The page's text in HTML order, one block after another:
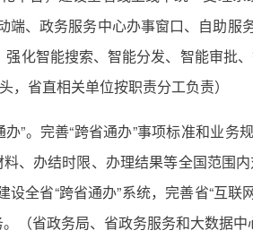
、政务服务中心办事窗口、自助服
化智能搜索、智能分发、智能审批
，省直相关单位按职责分工负责）
”。完善“跨省通办”事项标准和业
、办结时限、办理结果等全国范围
全省“跨省通办”系统，完善省“互联
（省政务局、省政务服务和大数据